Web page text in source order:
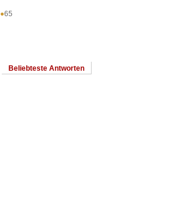
●65
Beliebteste Antworten